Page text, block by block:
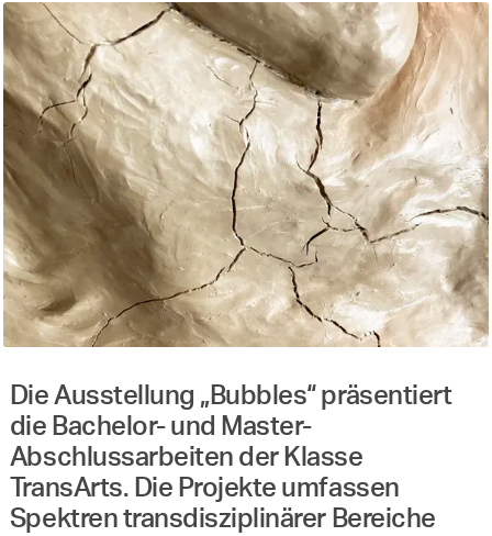
Die Ausstellung „Bubbles“ präsentiert
die Bachelor- und Master-
Abschlussarbeiten der Klasse
TransArts. Die Projekte umfassen
Spektren transdisziplinärer Bereiche